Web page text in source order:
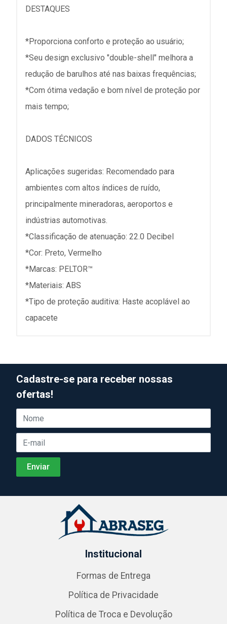
DESTAQUES
*Proporciona conforto e proteção ao usuário;
*Seu design exclusivo "double-shell" melhora a
redução de barulhos até nas baixas frequências;
*Com ótima vedação e bom nível de proteção por
mais tempo;
DADOS TÉCNICOS
Aplicações sugeridas: Recomendado para
ambientes com altos índices de ruído,
principalmente mineradoras, aeroportos e
indústrias automotivas.
*Classificação de atenuação: 22.0 Decibel
*Cor: Preto, Vermelho
*Marcas: PELTOR™
*Materiais: ABS
*Tipo de proteção auditiva: Haste acoplável ao
capacete
Cadastre-se para receber nossas
ofertas!
Institucional
Formas de Entrega
Política de Privacidade
Política de Troca e Devolução